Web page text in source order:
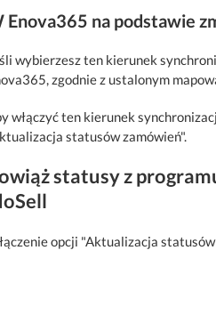
Enova365 na podstawie
wybierzesz ten kierunek
zgodnie z ustalonym
włączyć ten kierunek
statusów zamówień".
statusy z
opcji "Aktualizacja